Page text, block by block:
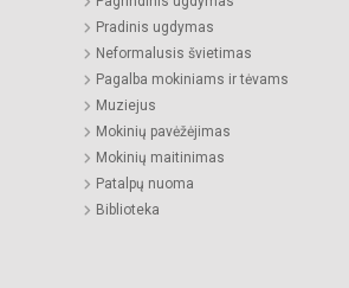
Pradinis ugdymas
Neformalusis švietimas
Pagalba mokiniams ir tėvams
Muziejus
Mokinių pavėžėjimas
Mokinių maitinimas
Patalpų nuoma
Biblioteka